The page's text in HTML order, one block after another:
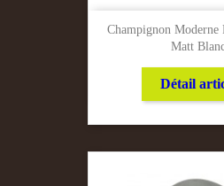
Champignon
Matt
Détail